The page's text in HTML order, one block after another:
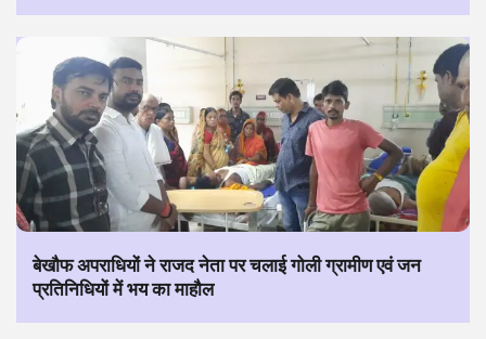
बेखौफ अपराधियों ने राजद नेता पर चलाई गोली ग्रामीण एवं जन
प्रतिनिधियों में भय का माहौल